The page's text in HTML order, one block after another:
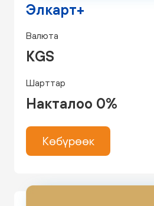
Элкарт+
Валюта
KGS
Шарттар
Накталоо 0%
Көбүрөөк